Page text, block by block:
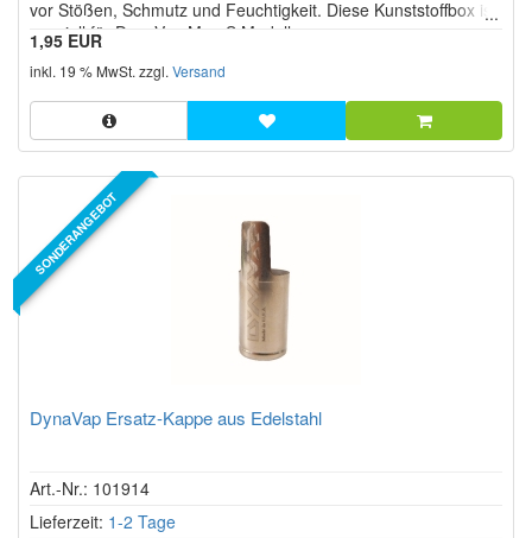
vor Stößen, Schmutz und Feuchtigkeit. Diese Kunststoffbox ist
speziell für DynaVap M u. S Modelle.
1,95 EUR
inkl. 19 % MwSt. zzgl. Versand
SONDERANGEBOT
DynaVap Ersatz-Kappe aus Edelstahl
Art.-Nr.: 101914
Lieferzeit: 1-2 Tage